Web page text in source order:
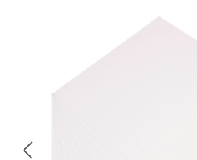
Bildergalerie überspringen